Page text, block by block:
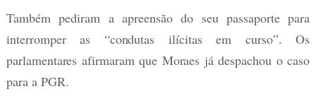
Também pediram a apreensão do seu passaporte para
interromper as “condutas ilícitas em curso”. Os
parlamentares afirmaram que Moraes já despachou o caso
para a PGR.